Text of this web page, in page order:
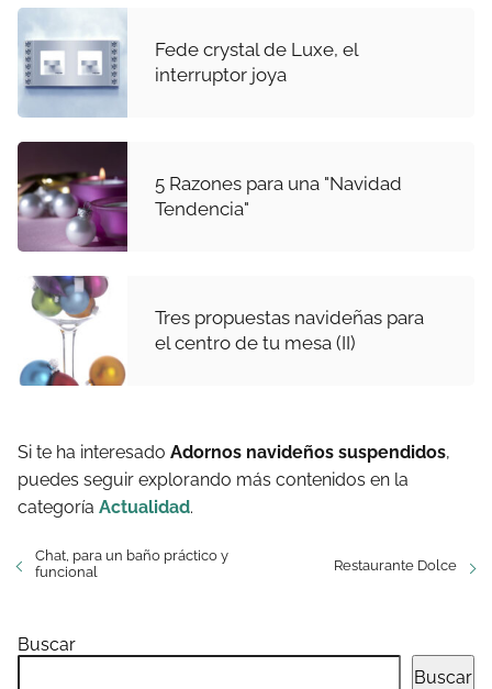
Fede crystal de Luxe, el
interruptor joya
5 Razones para una "Navidad
Tendencia"
Tres propuestas navideñas para
el centro de tu mesa (II)
Si te ha interesado Adornos navideños suspendidos,
puedes seguir explorando más contenidos en la
categoría Actualidad.
Chat, para un baño práctico y
funcional
Restaurante Dolce
Buscar
Buscar